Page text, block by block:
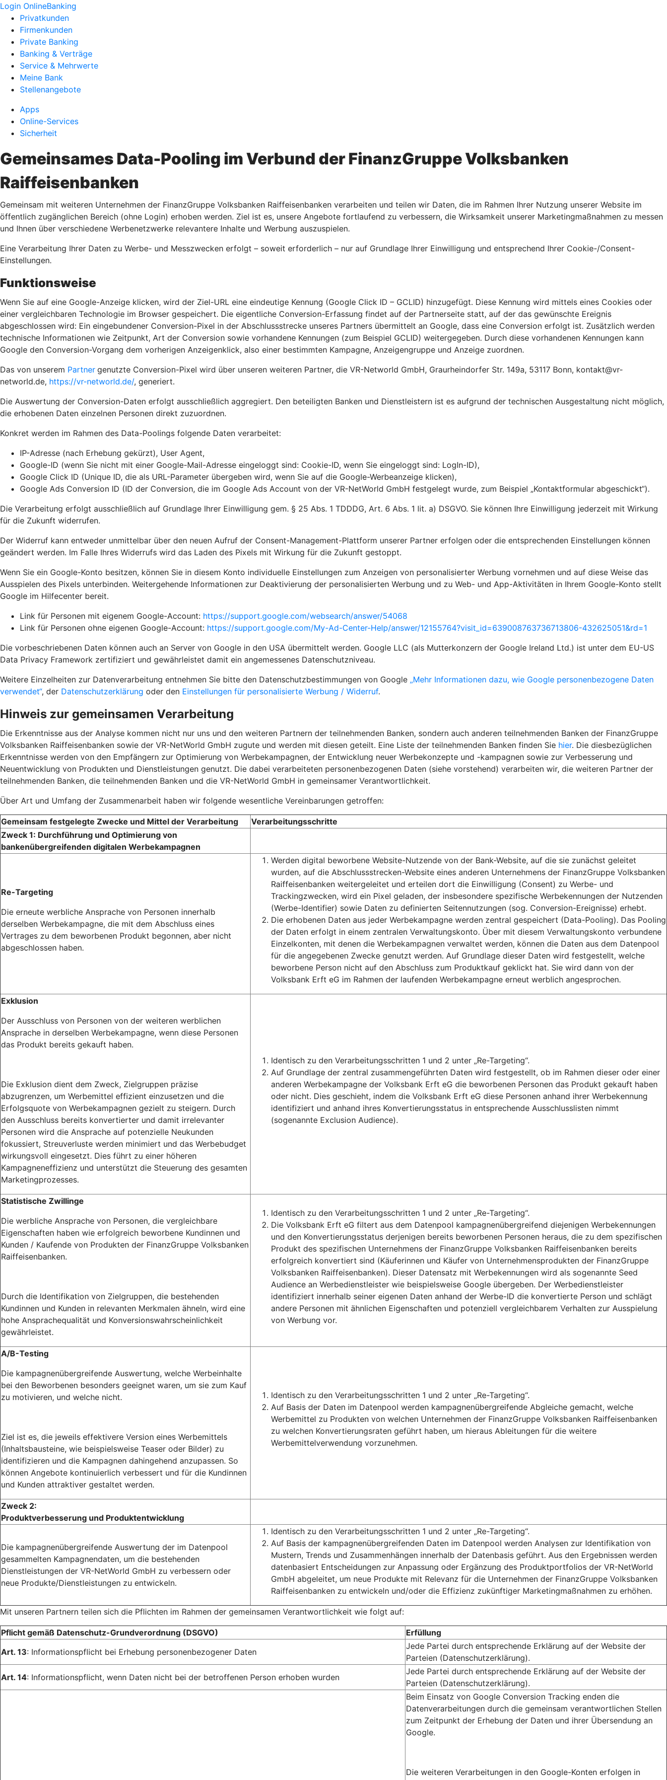
Login OnlineBanking
Privatkunden
Firmenkunden
Private Banking
Banking & Verträge
Service & Mehrwerte
Meine Bank
Stellenangebote
Apps
Online-Services
Sicherheit
Gemeinsames Data-Pooling im Verbund der FinanzGruppe Volksbanken
Raiffeisenbanken
Gemeinsam mit weiteren Unternehmen der FinanzGruppe Volksbanken Raiffeisenbanken verarbeiten und teilen wir Daten, die im Rahmen Ihrer Nutzung unserer Website im
öffentlich zugänglichen Bereich (ohne Login) erhoben werden. Ziel ist es, unsere Angebote fortlaufend zu verbessern, die Wirksamkeit unserer Marketingmaßnahmen zu messen
und Ihnen über verschiedene Werbenetzwerke relevantere Inhalte und Werbung auszuspielen.
Eine Verarbeitung Ihrer Daten zu Werbe- und Messzwecken erfolgt – soweit erforderlich – nur auf Grundlage Ihrer Einwilligung und entsprechend Ihrer Cookie-/Consent-
Einstellungen.
Funktionsweise
Wenn Sie auf eine Google-Anzeige klicken, wird der Ziel-URL eine eindeutige Kennung (Google Click ID – GCLID) hinzugefügt. Diese Kennung wird mittels eines Cookies oder
einer vergleichbaren Technologie im Browser gespeichert. Die eigentliche Conversion-Erfassung findet auf der Partnerseite statt, auf der das gewünschte Ereignis
abgeschlossen wird: Ein eingebundener Conversion-Pixel in der Abschlussstrecke unseres Partners übermittelt an Google, dass eine Conversion erfolgt ist. Zusätzlich werden
technische Informationen wie Zeitpunkt, Art der Conversion sowie vorhandene Kennungen (zum Beispiel GCLID) weitergegeben. Durch diese vorhandenen Kennungen kann
Google den Conversion-Vorgang dem vorherigen Anzeigenklick, also einer bestimmten Kampagne, Anzeigengruppe und Anzeige zuordnen.
Das von unserem Partner genutzte Conversion-Pixel wird über unseren weiteren Partner, die VR-Networld GmbH, Graurheindorfer Str. 149a, 53117 Bonn, kontakt@vr-
networld.de, https://vr-networld.de/, generiert.
Die Auswertung der Conversion-Daten erfolgt ausschließlich aggregiert. Den beteiligten Banken und Dienstleistern ist es aufgrund der technischen Ausgestaltung nicht möglich,
die erhobenen Daten einzelnen Personen direkt zuzuordnen.
Konkret werden im Rahmen des Data-Poolings folgende Daten verarbeitet:
IP-Adresse (nach Erhebung gekürzt), User Agent,
Google-ID (wenn Sie nicht mit einer Google-Mail-Adresse eingeloggt sind: Cookie-ID, wenn Sie eingeloggt sind: LogIn-ID),
Google Click ID (Unique ID, die als URL-Parameter übergeben wird, wenn Sie auf die Google-Werbeanzeige klicken),
Google Ads Conversion ID (ID der Conversion, die im Google Ads Account von der VR-NetWorld GmbH festgelegt wurde, zum Beispiel „Kontaktformular abgeschickt“).
Die Verarbeitung erfolgt ausschließlich auf Grundlage Ihrer Einwilligung gem. § 25 Abs. 1 TDDDG, Art. 6 Abs. 1 lit. a) DSGVO. Sie können Ihre Einwilligung jederzeit mit Wirkung
für die Zukunft widerrufen.
Der Widerruf kann entweder unmittelbar über den neuen Aufruf der Consent-Management-Plattform unserer Partner erfolgen oder die entsprechenden Einstellungen können
geändert werden. Im Falle Ihres Widerrufs wird das Laden des Pixels mit Wirkung für die Zukunft gestoppt.
Wenn Sie ein Google-Konto besitzen, können Sie in diesem Konto individuelle Einstellungen zum Anzeigen von personalisierter Werbung vornehmen und auf diese Weise das
Ausspielen des Pixels unterbinden. Weitergehende Informationen zur Deaktivierung der personalisierten Werbung und zu Web- und App-Aktivitäten in Ihrem Google-Konto stellt
Google im Hilfecenter bereit.
Link für Personen mit eigenem Google-Account: https://support.google.com/websearch/answer/54068
Link für Personen ohne eigenen Google-Account: https://support.google.com/My-Ad-Center-Help/answer/12155764?visit_id=639008763736713806-432625051&rd=1
Die vorbeschriebenen Daten können auch an Server von Google in den USA übermittelt werden. Google LLC (als Mutterkonzern der Google Ireland Ltd.) ist unter dem EU-US
Data Privacy Framework zertifiziert und gewährleistet damit ein angemessenes Datenschutzniveau.
Weitere Einzelheiten zur Datenverarbeitung entnehmen Sie bitte den Datenschutzbestimmungen von Google „Mehr Informationen dazu, wie Google personenbezogene Daten
verwendet“, der Datenschutzerklärung oder den Einstellungen für personalisierte Werbung / Widerruf.
Hinweis zur gemeinsamen Verarbeitung
Die Erkenntnisse aus der Analyse kommen nicht nur uns und den weiteren Partnern der teilnehmenden Banken, sondern auch anderen teilnehmenden Banken der FinanzGruppe
Volksbanken Raiffeisenbanken sowie der VR-NetWorld GmbH zugute und werden mit diesen geteilt. Eine Liste der teilnehmenden Banken finden Sie hier. Die diesbezüglichen
Erkenntnisse werden von den Empfängern zur Optimierung von Werbekampagnen, der Entwicklung neuer Werbekonzepte und -kampagnen sowie zur Verbesserung und
Neuentwicklung von Produkten und Dienstleistungen genutzt. Die dabei verarbeiteten personenbezogenen Daten (siehe vorstehend) verarbeiten wir, die weiteren Partner der
teilnehmenden Banken, die teilnehmenden Banken und die VR-NetWorld GmbH in gemeinsamer Verantwortlichkeit.
Über Art und Umfang der Zusammenarbeit haben wir folgende wesentliche Vereinbarungen getroffen:
Gemeinsam festgelegte Zwecke und Mittel der Verarbeitung
Verarbeitungsschritte
Zweck 1: Durchführung und Optimierung von
bankenübergreifenden digitalen Werbekampagnen
Re-Targeting
Die erneute werbliche Ansprache von Personen innerhalb
derselben Werbekampagne, die mit dem Abschluss eines
Vertrages zu dem beworbenen Produkt begonnen, aber nicht
abgeschlossen haben.
Werden digital beworbene Website-Nutzende von der Bank-Website, auf die sie zunächst geleitet
wurden, auf die Abschlussstrecken-Website eines anderen Unternehmens der FinanzGruppe Volksbanken
Raiffeisenbanken weitergeleitet und erteilen dort die Einwilligung (Consent) zu Werbe- und
Trackingzwecken, wird ein Pixel geladen, der insbesondere spezifische Werbekennungen der Nutzenden
(Werbe-Identifier) sowie Daten zu definierten Seitennutzungen (sog. Conversion-Ereignisse) erhebt.
Die erhobenen Daten aus jeder Werbekampagne werden zentral gespeichert (Data-Pooling). Das Pooling
der Daten erfolgt in einem zentralen Verwaltungskonto. Über mit diesem Verwaltungskonto verbundene
Einzelkonten, mit denen die Werbekampagnen verwaltet werden, können die Daten aus dem Datenpool
für die angegebenen Zwecke genutzt werden. Auf Grundlage dieser Daten wird festgestellt, welche
beworbene Person nicht auf den Abschluss zum Produktkauf geklickt hat. Sie wird dann von der
Volksbank Erft eG im Rahmen der laufenden Werbekampagne erneut werblich angesprochen.
Exklusion
Der Ausschluss von Personen von der weiteren werblichen
Ansprache in derselben Werbekampagne, wenn diese Personen
das Produkt bereits gekauft haben.
Die Exklusion dient dem Zweck, Zielgruppen präzise
abzugrenzen, um Werbemittel effizient einzusetzen und die
Erfolgsquote von Werbekampagnen gezielt zu steigern. Durch
den Ausschluss bereits konvertierter und damit irrelevanter
Personen wird die Ansprache auf potenzielle Neukunden
fokussiert, Streuverluste werden minimiert und das Werbebudget
wirkungsvoll eingesetzt. Dies führt zu einer höheren
Kampagneneffizienz und unterstützt die Steuerung des gesamten
Marketingprozesses.
Identisch zu den Verarbeitungsschritten 1 und 2 unter „Re-Targeting“.
Auf Grundlage der zentral zusammengeführten Daten wird festgestellt, ob im Rahmen dieser oder einer
anderen Werbekampagne der Volksbank Erft eG die beworbenen Personen das Produkt gekauft haben
oder nicht. Dies geschieht, indem die Volksbank Erft eG diese Personen anhand ihrer Werbekennung
identifiziert und anhand ihres Konvertierungsstatus in entsprechende Ausschlusslisten nimmt
(sogenannte Exclusion Audience).
Statistische Zwillinge
Die werbliche Ansprache von Personen, die vergleichbare
Eigenschaften haben wie erfolgreich beworbene Kundinnen und
Kunden / Kaufende von Produkten der FinanzGruppe Volksbanken
Raiffeisenbanken.
Durch die Identifikation von Zielgruppen, die bestehenden
Kundinnen und Kunden in relevanten Merkmalen ähneln, wird eine
hohe Ansprachequalität und Konversionswahrscheinlichkeit
gewährleistet.
Identisch zu den Verarbeitungsschritten 1 und 2 unter „Re-Targeting“.
Die Volksbank Erft eG filtert aus dem Datenpool kampagnenübergreifend diejenigen Werbekennungen
und den Konvertierungsstatus derjenigen bereits beworbenen Personen heraus, die zu dem spezifischen
Produkt des spezifischen Unternehmens der FinanzGruppe Volksbanken Raiffeisenbanken bereits
erfolgreich konvertiert sind (Käuferinnen und Käufer von Unternehmensprodukten der FinanzGruppe
Volksbanken Raiffeisenbanken). Dieser Datensatz mit Werbekennungen wird als sogenannte Seed
Audience an Werbedienstleister wie beispielsweise Google übergeben. Der Werbedienstleister
identifiziert innerhalb seiner eigenen Daten anhand der Werbe-ID die konvertierte Person und schlägt
andere Personen mit ähnlichen Eigenschaften und potenziell vergleichbarem Verhalten zur Ausspielung
von Werbung vor.
A/B-Testing
Die kampagnenübergreifende Auswertung, welche Werbeinhalte
bei den Beworbenen besonders geeignet waren, um sie zum Kauf
zu motivieren, und welche nicht.
Ziel ist es, die jeweils effektivere Version eines Werbemittels
(Inhaltsbausteine, wie beispielsweise Teaser oder Bilder) zu
identifizieren und die Kampagnen dahingehend anzupassen. So
können Angebote kontinuierlich verbessert und für die Kundinnen
und Kunden attraktiver gestaltet werden.
Identisch zu den Verarbeitungsschritten 1 und 2 unter „Re-Targeting“.
Auf Basis der Daten im Datenpool werden kampagnenübergreifende Abgleiche gemacht, welche
Werbemittel zu Produkten von welchen Unternehmen der FinanzGruppe Volksbanken Raiffeisenbanken
zu welchen Konvertierungsraten geführt haben, um hieraus Ableitungen für die weitere
Werbemittelverwendung vorzunehmen.
Zweck 2:
Produktverbesserung und Produktentwicklung
Die kampagnenübergreifende Auswertung der im Datenpool
gesammelten Kampagnendaten, um die bestehenden
Dienstleistungen der VR-NetWorld GmbH zu verbessern oder
neue Produkte/Dienstleistungen zu entwickeln.
Identisch zu den Verarbeitungsschritten 1 und 2 unter „Re-Targeting“.
Auf Basis der kampagnenübergreifenden Daten im Datenpool werden Analysen zur Identifikation von
Mustern, Trends und Zusammenhängen innerhalb der Datenbasis geführt. Aus den Ergebnissen werden
datenbasiert Entscheidungen zur Anpassung oder Ergänzung des Produktportfolios der VR-NetWorld
GmbH abgeleitet, um neue Produkte mit Relevanz für die Unternehmen der FinanzGruppe Volksbanken
Raiffeisenbanken zu entwickeln und/oder die Effizienz zukünftiger Marketingmaßnahmen zu erhöhen.
Mit unseren Partnern teilen sich die Pflichten im Rahmen der gemeinsamen Verantwortlichkeit wie folgt auf:
Pflicht gemäß Datenschutz-Grundverordnung (DSGVO)
Erfüllung
Art. 13: Informationspflicht bei Erhebung personenbezogener Daten
Jede Partei durch entsprechende Erklärung auf der Website der
Parteien (Datenschutzerklärung).
Art. 14: Informationspflicht, wenn Daten nicht bei der betroffenen Person erhoben wurden
Jede Partei durch entsprechende Erklärung auf der Website der
Parteien (Datenschutzerklärung).
Beim Einsatz von Google Conversion Tracking enden die
Datenverarbeitungen durch die gemeinsam verantwortlichen Stellen
zum Zeitpunkt der Erhebung der Daten und ihrer Übersendung an
Google.
Die weiteren Verarbeitungen in den Google-Konten erfolgen in